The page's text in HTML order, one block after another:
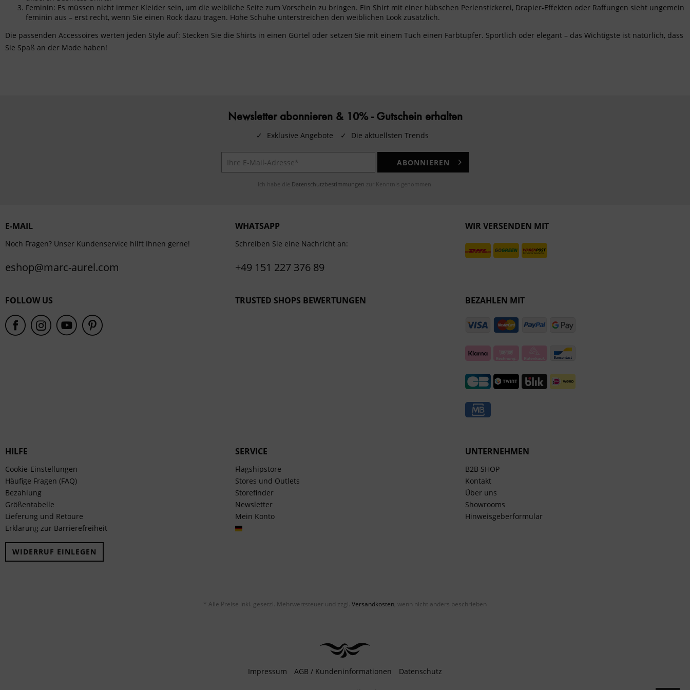
Feminin: Es müssen nicht immer Kleider sein, um die weibliche Seite zum Vorschein zu bringen. Ein Shirt mit einer hübschen Perlenstickerei, Drapier-Effekten oder Raffungen sieht ungemein
feminin aus – erst recht, wenn Sie einen Rock dazu tragen. Hohe Schuhe unterstreichen den weiblichen Look zusätzlich.
Die passenden Accessoires werten jeden Style auf: Stecken Sie die Shirts in einen Gürtel oder setzen Sie mit einem Tuch einen Farbtupfer. Sportlich oder elegant – das Wichtigste ist natürlich, dass
Sie Spaß an der Mode haben!
Newsletter abonnieren & 10% - Gutschein erhalten
✓ Exklusive Angebote ✓ Die aktuellsten Trends
ABONNIEREN
Ich habe die Datenschutzbestimmungen zur Kenntnis genommen.
E-MAIL
Noch Fragen? Unser Kundenservice hilft Ihnen gerne!
eshop@marc-aurel.com
WHATSAPP
Schreiben Sie eine Nachricht an:
+49 151 227 376 89
WIR VERSENDEN MIT
FOLLOW US TRUSTED SHOPS BEWERTUNGEN BEZAHLEN MIT
HILFE
Cookie-Einstellungen
Häufige Fragen (FAQ)
Bezahlung
Größentabelle
Lieferung und Retoure
Erklärung zur Barrierefreiheit
WIDERRUF EINLEGEN
SERVICE
Flagshipstore
Stores und Outlets
Storefinder
Newsletter
Mein Konto
UNTERNEHMEN
B2B SHOP
Kontakt
Über uns
Showrooms
Hinweisgeberformular
* Alle Preise inkl. gesetzl. Mehrwertsteuer und zzgl. Versandkosten, wenn nicht anders beschrieben
Impressum AGB / Kundeninformationen Datenschutz
Service Inaktiv